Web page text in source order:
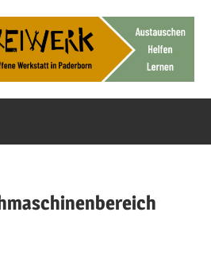
FreiWerk
Paderborn